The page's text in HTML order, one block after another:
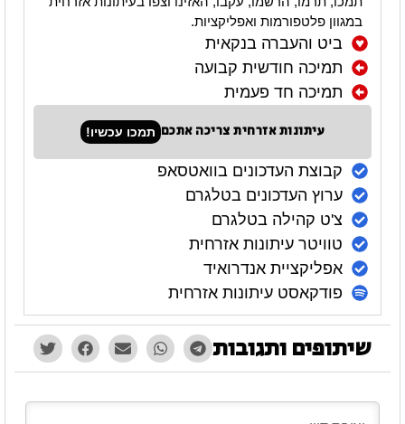
במגוון פלטפורמות ואפליקציות.
ביט והעברה בנקאית
תמיכה חודשית קבועה
תמיכה חד פעמית
עיתונות אזרחית צריכה אתכם תמכו עכשיו!
קבוצת העדכונים בוואטסאפ
ערוץ העדכונים בטלגרם
צ'ט קהילה בטלגרם
טוויטר עיתונות אזרחית
אפליקציית אנדרואיד
פודקאסט עיתונות אזרחית
שיתופים ותגובות